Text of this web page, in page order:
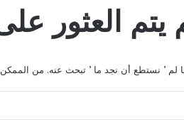
يتم العثور
لم ’ نستطع أن نجد ما ’ تبحث عنه. من